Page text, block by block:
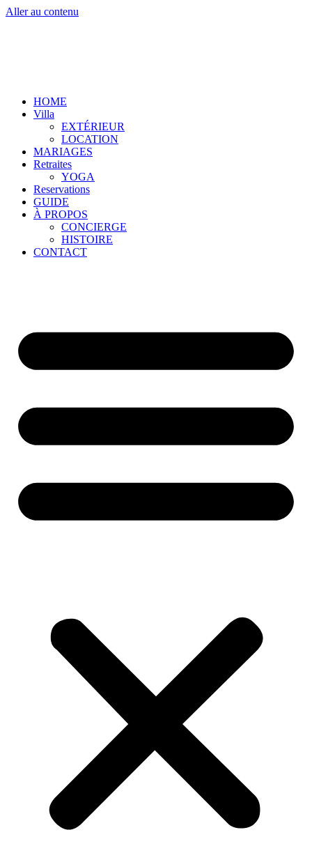
Aller au contenu
HOME
Villa
EXTÉRIEUR
LOCATION
MARIAGES
Retraites
YOGA
Reservations
GUIDE
À PROPOS
CONCIERGE
HISTOIRE
CONTACT